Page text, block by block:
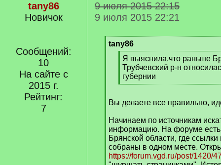
tany86
Новичок
Сообщений:
10
На сайте с
2015 г.
Рейтинг:
7
9 июля 2015 22:15
9 июля 2015 22:21
[tany86
[
q
]
Я выяснила,что раньше
Трубчевский р-н
губернии
[
q
Вы делаете все правильно,
Начинаем по источникам
информацию. На форуме есть
Брянской области, где
собраны в одном месте.
https://forum.vgd.ru/post/1420/